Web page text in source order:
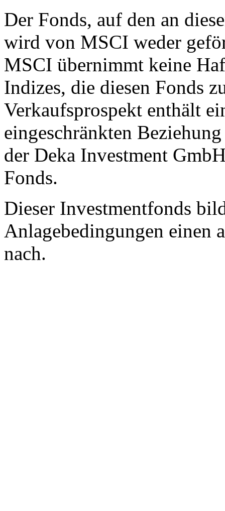
Der Fonds, auf den an
wird von MSCI weder
MSCI übernimmt keine
Indizes, die diesen Fonds
Verkaufsprospekt enthält
eingeschränkten
der Deka Investment
Fonds.
Dieser Investmentfonds
Anlagebedingungen einen
nach.